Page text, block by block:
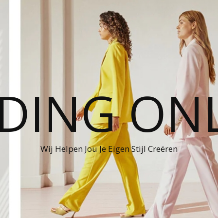
Wij Helpen Jou Je Eigen Stijl Creëren